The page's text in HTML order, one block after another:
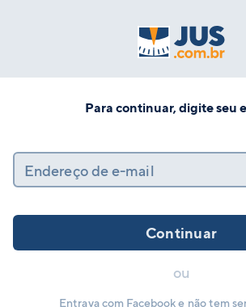
Para continuar, digite seu
Endereço de e-mail
Continuar
ou
Entrava com Facebook e não tem